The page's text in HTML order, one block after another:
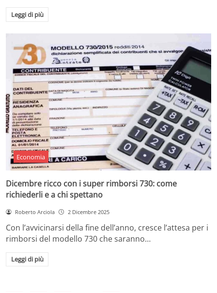
Leggi di più
Economia
Dicembre ricco con i super rimborsi 730: come
richiederli e a chi spettano
Roberto Arciola 2 Dicembre 2025
Con l’avvicinarsi della fine dell’anno, cresce l’attesa per i
rimborsi del modello 730 che saranno…
Leggi di più